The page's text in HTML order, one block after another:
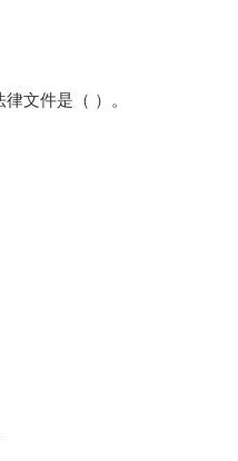
文件是（ ）。